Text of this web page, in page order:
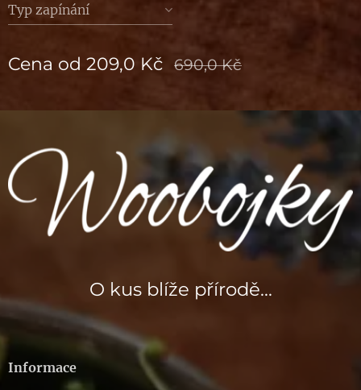
Typ zapínání
Cena od 209,0 Kč 690,0Kč
O kus blíže přírodě...
Informace